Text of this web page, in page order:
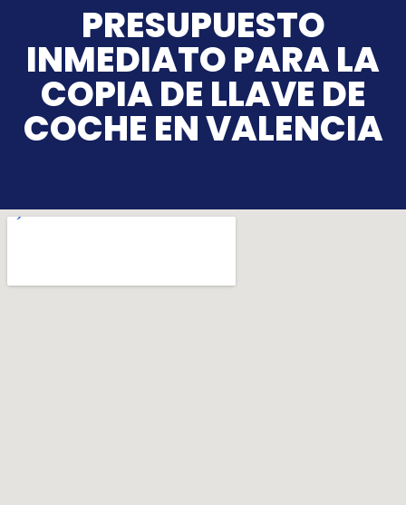
PRESUPUESTO
INMEDIATO PARA LA
COPIA DE LLAVE DE
COCHE EN VALENCIA